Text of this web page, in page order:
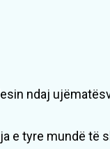
ndaj
e tyre mundë të